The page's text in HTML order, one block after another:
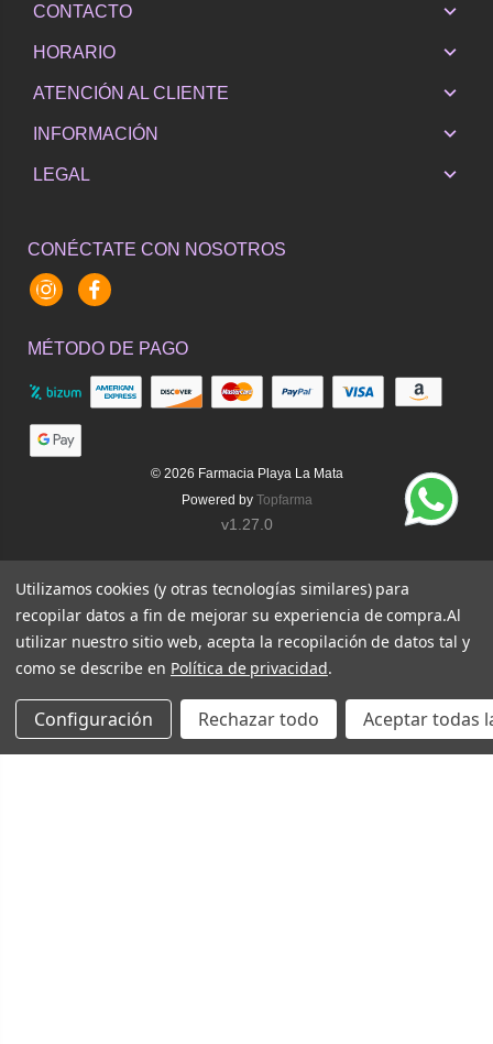
CONTACTO
HORARIO
ATENCIÓN AL CLIENTE
INFORMACIÓN
LEGAL
CONÉCTATE CON NOSOTROS
InstagramFacebook
MÉTODO DE PAGO
© 2026 Farmacia Playa La Mata
Powered by Topfarma
v1.27.0
Utilizamos cookies (y otras tecnologías similares) para
recopilar datos a fin de mejorar su experiencia de compra.Al
utilizar nuestro sitio web, acepta la recopilación de datos tal y
como se describe en Política de privacidad.
Configuración Rechazar todo Aceptar todas